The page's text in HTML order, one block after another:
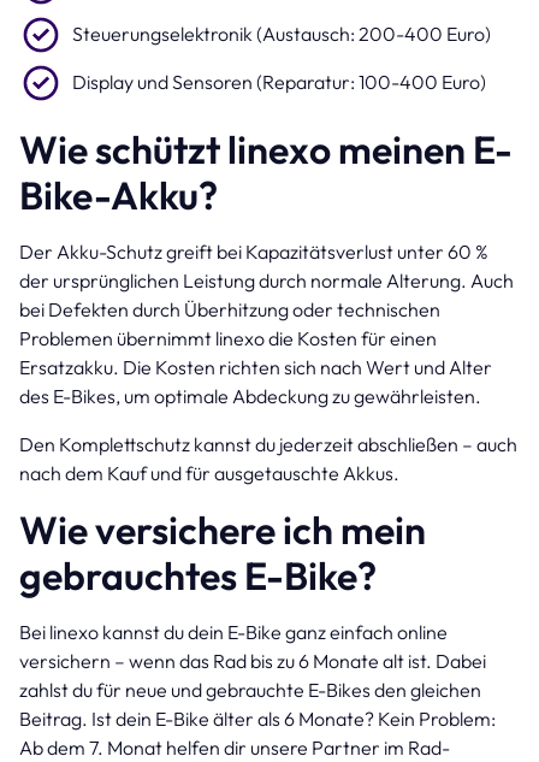
Steuerungselektronik (Austausch: 200-400 Euro)
Display und Sensoren (Reparatur: 100-400 Euro)
Wie schützt linexo meinen E-
Bike-Akku?
Der Akku-Schutz greift bei Kapazitätsverlust unter 60 %
der ursprünglichen Leistung durch normale Alterung. Auch
bei Defekten durch Überhitzung oder technischen
Problemen übernimmt linexo die Kosten für einen
Ersatzakku. Die Kosten richten sich nach Wert und Alter
des E-Bikes, um optimale Abdeckung zu gewährleisten.
Den Komplettschutz kannst du jederzeit abschließen – auch
nach dem Kauf und für ausgetauschte Akkus.
Wie versichere ich mein
gebrauchtes E-Bike?
Bei linexo kannst du dein E-Bike ganz einfach online
versichern – wenn das Rad bis zu 6 Monate alt ist. Dabei
zahlst du für neue und gebrauchte E-Bikes den gleichen
Beitrag. Ist dein E-Bike älter als 6 Monate? Kein Problem:
Ab dem 7. Monat helfen dir unsere Partner im Rad-